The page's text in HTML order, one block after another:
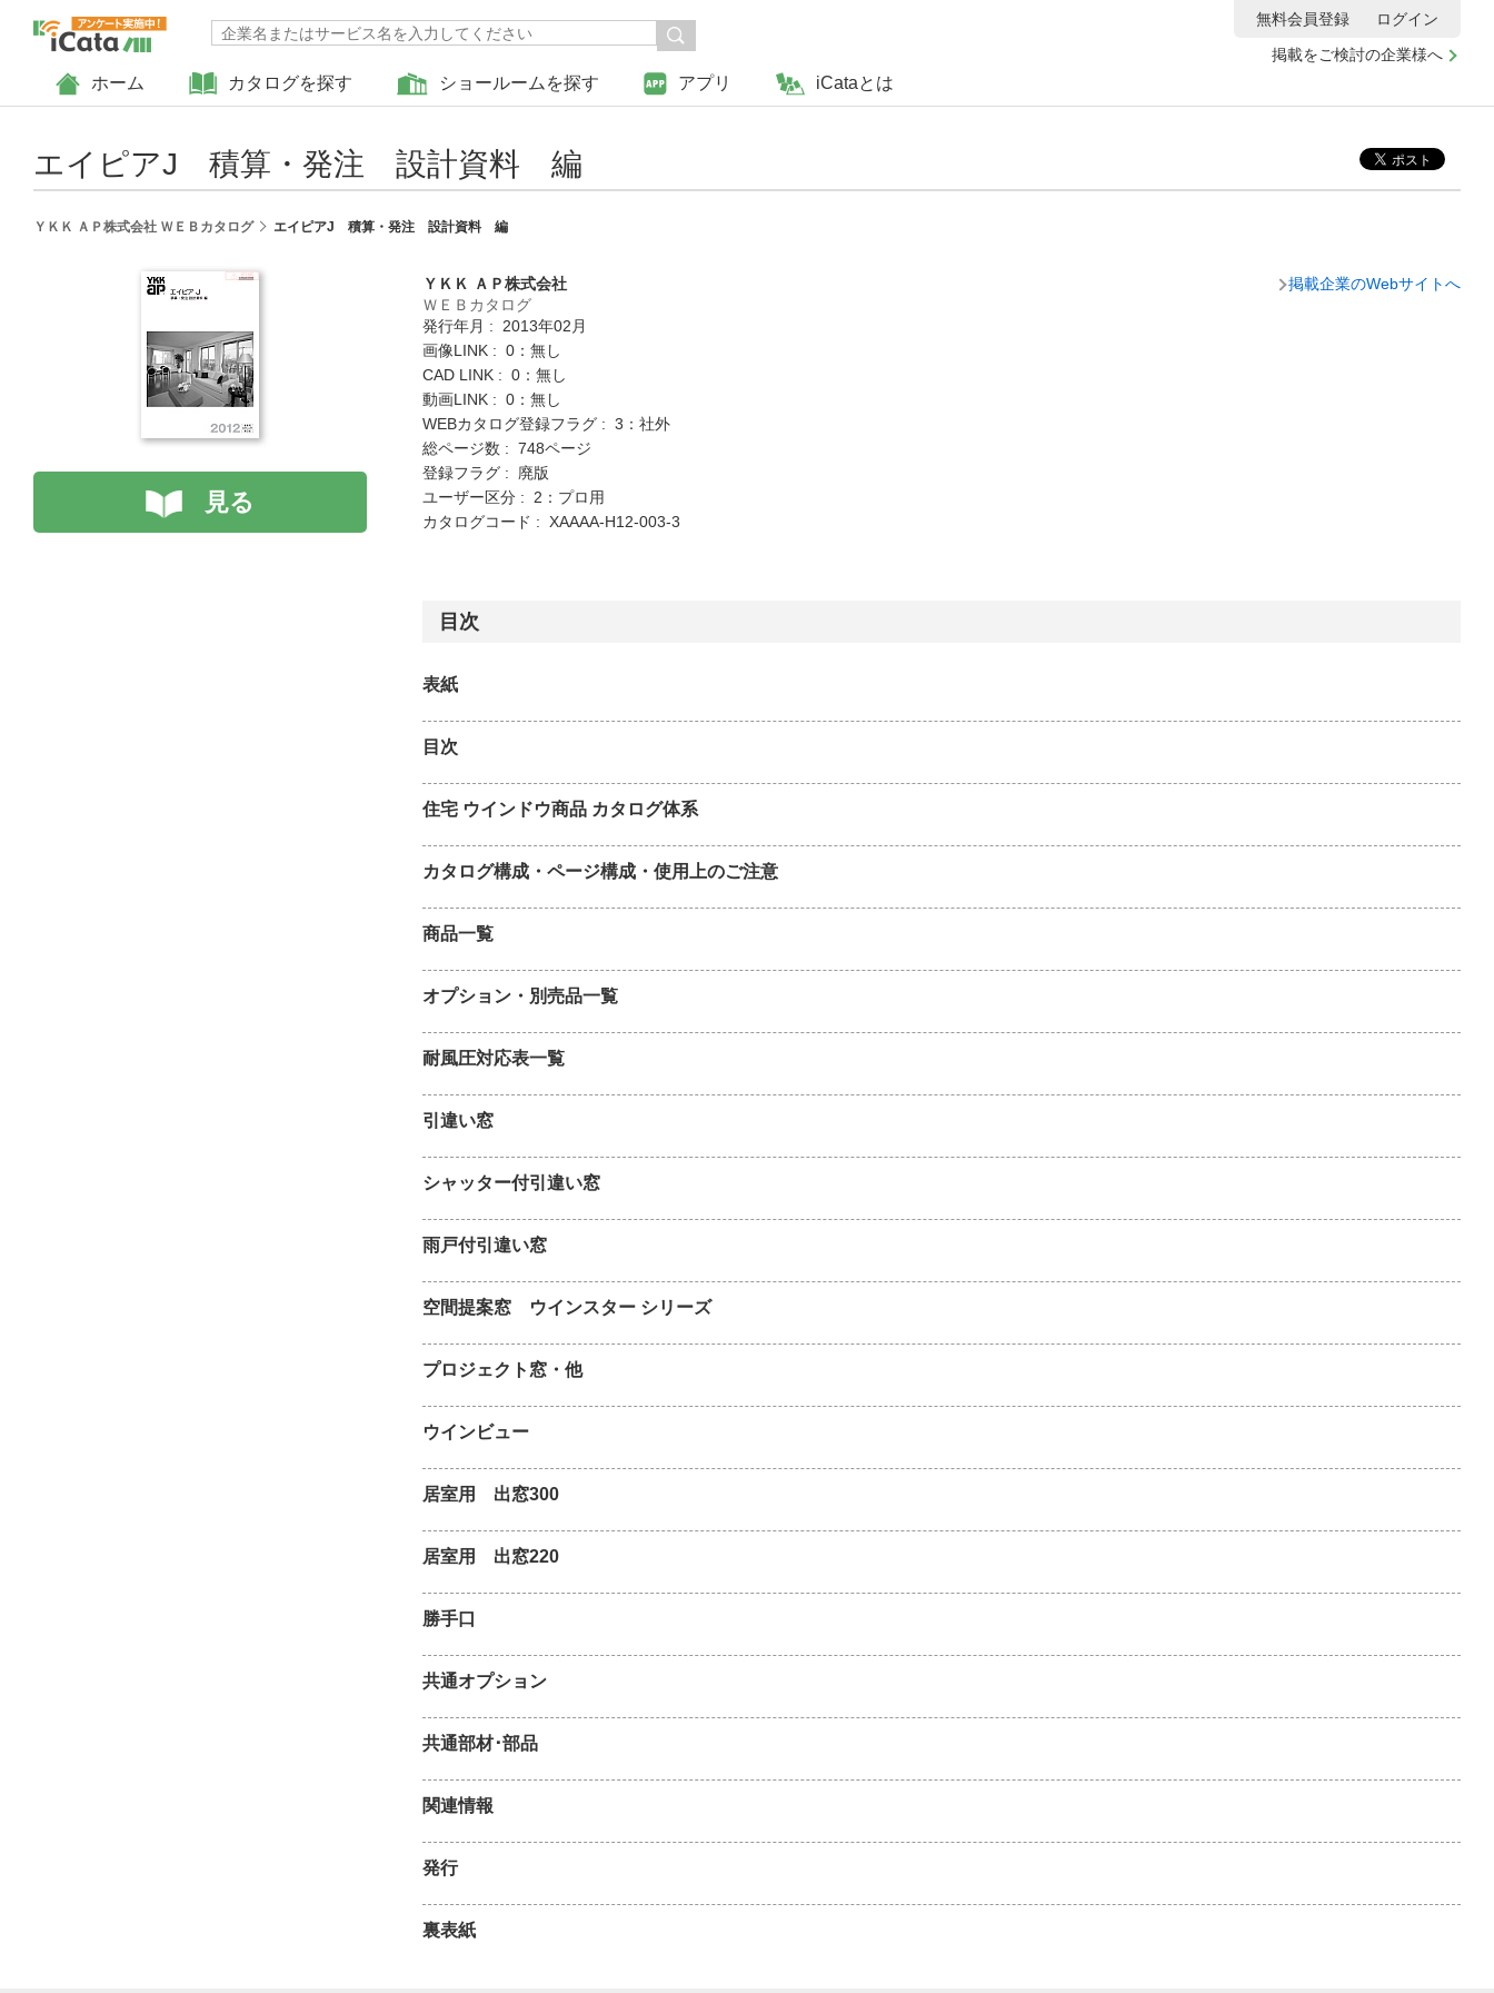
ホーム カタログを探す ショールームを探す アプリ iCataとは
掲載をご検討の企業様へ
無料会員登録 ログイン
エイピアJ 積算・発注 設計資料 編
ＹＫＫ ＡＰ株式会社 ＷＥＢカタログ エイピアJ 積算・発注 設計資料 編
見る
ＹＫＫ ＡＰ株式会社
ＷＥＢカタログ
発行年月 : 2013年02月
画像LINK : 0：無し
CAD LINK : 0：無し
動画LINK : 0：無し
WEBカタログ登録フラグ : 3：社外
総ページ数 : 748ページ
登録フラグ : 廃版
ユーザー区分 : 2：プロ用
カタログコード : XAAAA-H12-003-3
掲載企業のWebサイトへ
目次
表紙
目次
住宅 ウインドウ商品 カタログ体系
カタログ構成・ページ構成・使用上のご注意
商品一覧
オプション・別売品一覧
耐風圧対応表一覧
引違い窓
シャッター付引違い窓
雨戸付引違い窓
空間提案窓 ウインスター シリーズ
プロジェクト窓・他
ウインビュー
居室用 出窓300
居室用 出窓220
勝手口
共通オプション
共通部材･部品
関連情報
発行
裏表紙